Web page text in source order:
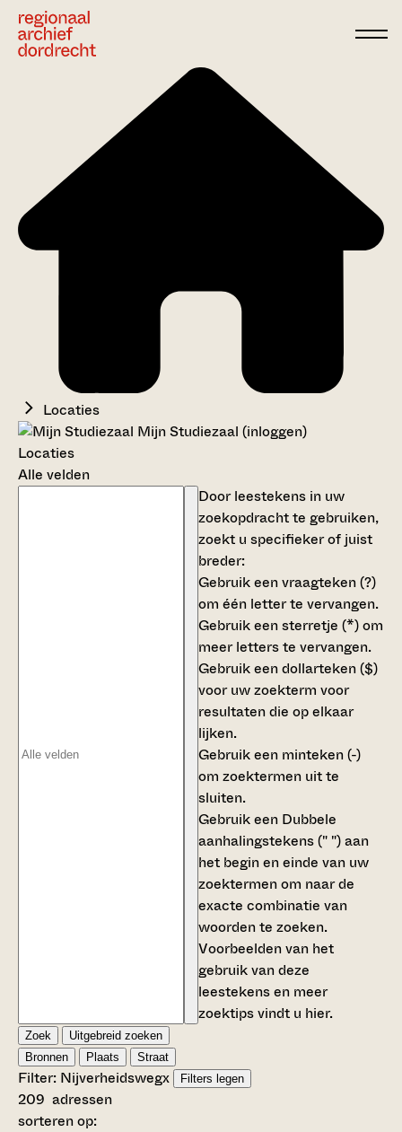
Locaties
Mijn Studiezaal (inloggen)
Locaties
Alle velden
Door leestekens in uw
zoekopdracht te gebruiken,
zoekt u specifieker of juist
breder:
Gebruik eenvraagteken (?)
om één letter te vervangen.
Gebruik eensterretje (*)om
meer letters te vervangen.
Gebruik eendollarteken ($)
voor uw zoekterm voor
resultaten die op elkaar
lijken.
Gebruik een minteken (-)
om zoektermen uit te
sluiten.
Gebruik een Dubbele
aanhalingstekens (" ")aan
het begin en einde van uw
zoektermen om naar de
exacte combinatie van
woorden te zoeken.
Voorbeelden van het
gebruik van deze
leestekens en meer
zoektips vindt u hier.
Zoek
Uitgebreid zoeken
Bronnen
Plaats Straat
Filter: Nijverheidswegx Filters legen
209 adressen
sorteren op: